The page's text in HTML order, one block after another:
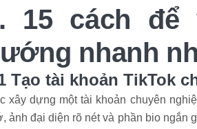
15 cách để
nhanh
Tạo tài khoản TikTok
xây dựng một tài khoản chuyên
ảnh đại diện rõ nét và phần bio ngắn